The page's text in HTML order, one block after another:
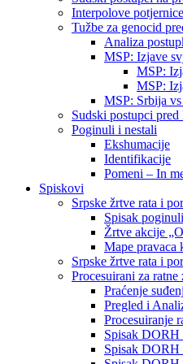
Interpolove potjernice
Tužbe za genocid
Analiza
MSP: Izjave
MSP:
MSP:
MSP: Srbija
Sudski postupci
Poginuli i nestali
Ekshumacije
Identifikacije
Pomeni – In
Spiskovi
Srpske žrtve rata i
Spisak
Žrtve akcije
Mape pravaca
Srpske žrtve rata i
Procesuirani za
Praćenje
Pregled i
Procesuiranje
Spisak DORH
Spisak DORH